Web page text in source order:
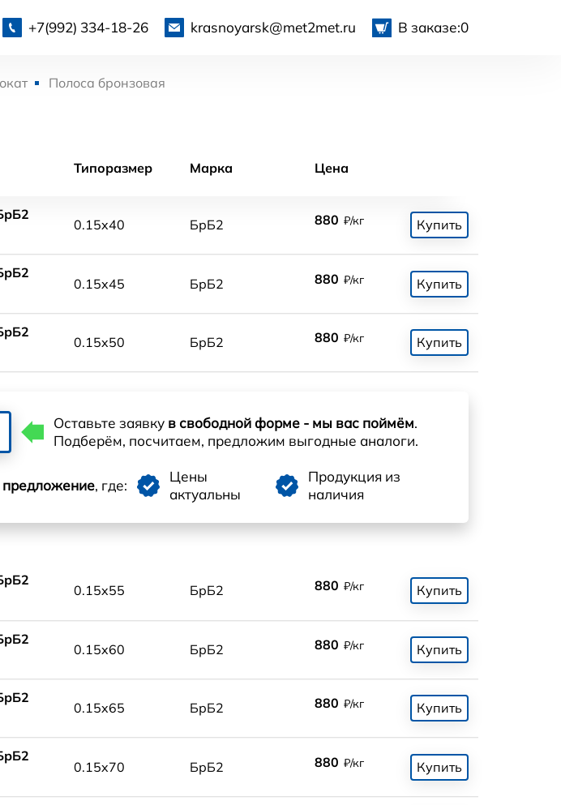
+7(992) 334-18-26 krasnoyarsk@met2met.ru В заказе:0
Полоса бронзовая
Типоразмер Марка Цена
0.15x40 БрБ2 880 ₽/кг Купить
0.15x45 БрБ2 880 ₽/кг Купить
0.15x50 БрБ2 880 ₽/кг Купить
Оставьте заявку в свободной форме - мы вас поймём.
Подберём, посчитаем, предложим выгодные аналоги.
предложение, где:
Цены
актуальны
Продукция из
наличия
0.15x55 БрБ2 880 ₽/кг Купить
0.15x60 БрБ2 880 ₽/кг Купить
0.15x65 БрБ2 880 ₽/кг Купить
0.15x70 БрБ2 880 ₽/кг Купить